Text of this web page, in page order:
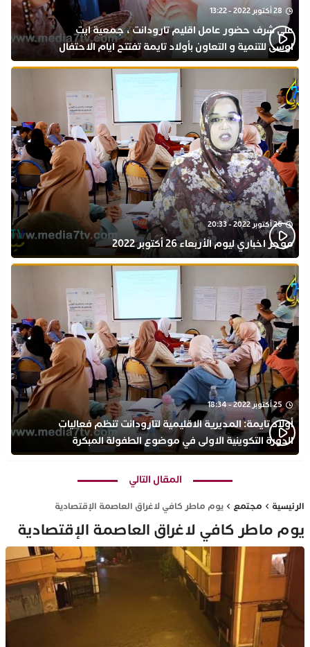
28 أكتوبر 2022 - 13:22
على شرف حضور عامل اقليم تارودانت ، جمعية ايت
اوسى للتنمية و التعاون بأولاد تايمة تفتتح ايام الاحتفال
بذكرى المولد النبوي
26 أكتوبر 2022 - 20:33
موجز اخباري ليوم الأربعاء 26 أكتوبر 2022
25 أكتوبر 2022 - 18:34
أولاد تايمة: المديرية الاقليمية لتارودانت تنظم فعاليات
الدورة التكوينية الاولى في موضوع الطفولة المبكرة
بمركز التكوين ثانوية الحسن الثاني التأهيلية
المقال التالي
الرئيسية مجتمع يوم ماطر كافي لاغراق العاصمة الإقتصادية
يوم ماطر كافي لاغراق العاصمة الإقتصادية